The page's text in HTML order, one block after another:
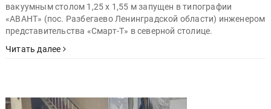
вакуумным столом 1,25 х 1,55 м запущен в типографии
«АВАНТ» (пос. Разбегаево Ленинградской области) инженером
представительства «Смарт-Т» в северной столице.
Читать далее